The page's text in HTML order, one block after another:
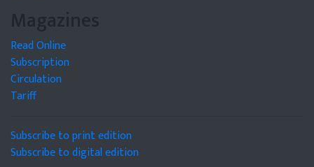
Magazines
Read Online
Subscription
Circulation
Tariff
Subscribe to print edition
Subscribe to digital edition